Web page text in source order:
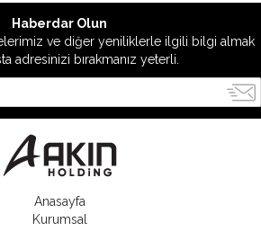
Haberdar Olun
ve diğer yeniliklerle ilgili bilgi almak
adresinizi bırakmanız yeterli.
Anasayfa
Kurumsal